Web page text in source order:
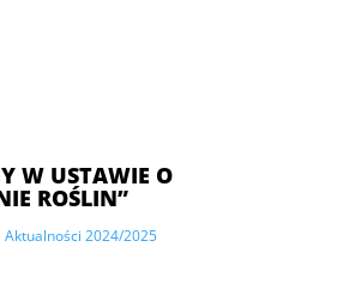
W USTAWIE O
ROŚLIN”
Aktualności 2024/2025